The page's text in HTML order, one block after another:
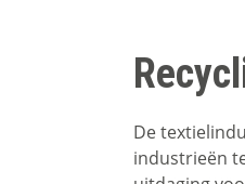
De
industrieën